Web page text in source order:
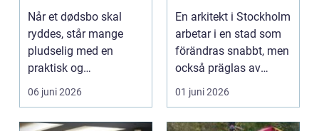
respektfuldt forløb
Når et dødsbo skal
ryddes, står mange
pludselig med en
praktisk og
følelsesmæssig
opgave på én gang....
06 juni 2026
arkitektur i
huvudstaden
En arkitekt i Stockholm
arbetar i en stad som
förändras snabbt, men
också präglas av
starka historis...
01 juni 2026